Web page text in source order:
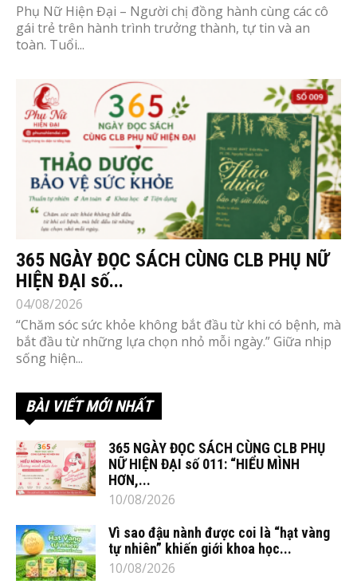
Phụ Nữ Hiện Đại – Người chị đồng hành cùng các cô
gái trẻ trên hành trình trưởng thành, tự tin và an
toàn. Tuổi...
365 NGÀY ĐỌC SÁCH CÙNG CLB PHỤ NỮ
HIỆN ĐẠI số...
04/08/2026
“Chăm sóc sức khỏe không bắt đầu từ khi có bệnh, mà
bắt đầu từ những lựa chọn nhỏ mỗi ngày.” Giữa nhịp
sống hiện...
BÀI VIẾT MỚI NHẤT
365 NGÀY ĐỌC SÁCH CÙNG CLB PHỤ
NỮ HIỆN ĐẠI số 011: “HIỂU MÌNH
HƠN,...
10/08/2026
Vì sao đậu nành được coi là “hạt vàng
tự nhiên” khiến giới khoa học...
10/08/2026